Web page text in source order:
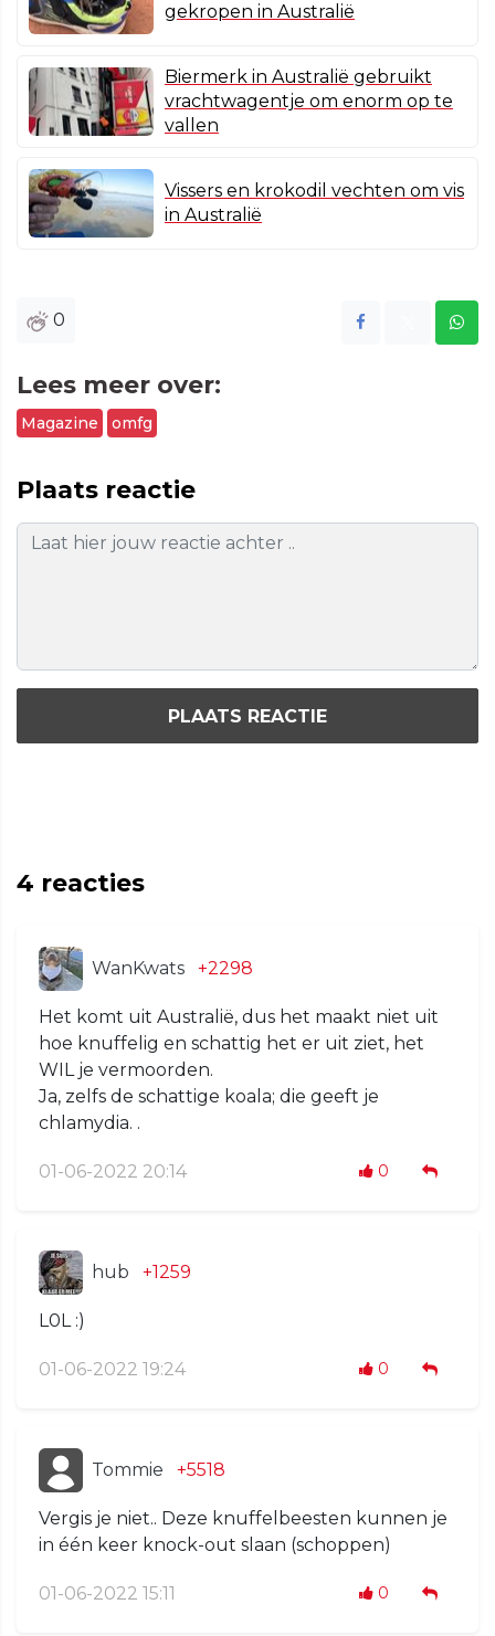
gekropen in Australië
Biermerk in Australië gebruikt
vrachtwagentje om enorm op te
vallen
Vissers en krokodil vechten om vis
in Australië
0
Lees meer over:
Magazine omfg
Plaats reactie
PLAATS REACTIE
4 reacties
WanKwats +2298
Het komt uit Australië, dus het maakt niet uit
hoe knuffelig en schattig het er uit ziet, het
WIL je vermoorden.
Ja, zelfs de schattige koala; die geeft je
chlamydia. .
01-06-2022 20:14 0
hub +1259
L0L :)
01-06-2022 19:24 0
Tommie +5518
Vergis je niet.. Deze knuffelbeesten kunnen je
in één keer knock-out slaan (schoppen)
01-06-2022 15:11 0